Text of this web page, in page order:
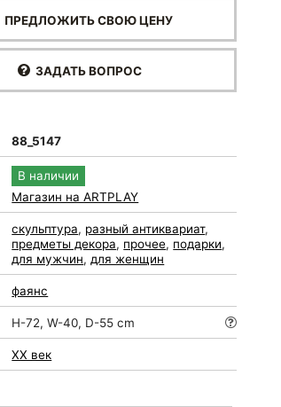
ПРЕДЛОЖИТЬ СВОЮ ЦЕНУ
ЗАДАТЬ ВОПРОС
88_5147
В наличии
Магазин на ARTPLAY
скульптура, разный антиквариат,
предметы декора, прочее, подарки,
для мужчин, для женщин
фаянс
H-72, W-40, D-55 cm
XX век